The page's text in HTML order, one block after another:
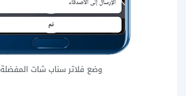
وضع فلاتر سناب شات المفضلة